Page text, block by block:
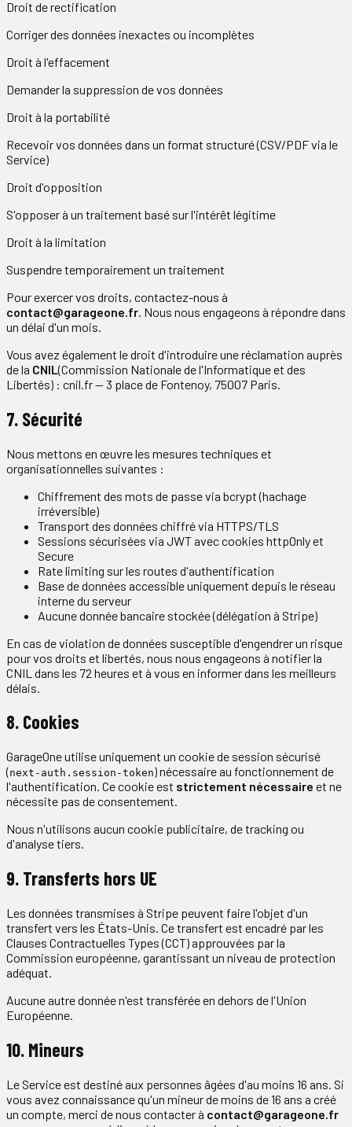
Droit de rectification
Corriger des données inexactes ou incomplètes
Droit à l'effacement
Demander la suppression de vos données
Droit à la portabilité
Recevoir vos données dans un format structuré (CSV/PDF via le
Service)
Droit d'opposition
S'opposer à un traitement basé sur l'intérêt légitime
Droit à la limitation
Suspendre temporairement un traitement
Pour exercer vos droits, contactez-nous à
contact@garageone.fr . Nous nous engageons à répondre dans
un délai d'un mois.
Vous avez également le droit d'introduire une réclamation auprès
de la CNIL(Commission Nationale de l'Informatique et des
Libertés) : cnil.fr — 3 place de Fontenoy, 75007 Paris.
7. Sécurité
Nous mettons en œuvre les mesures techniques et
organisationnelles suivantes :
Chiffrement des mots de passe via bcrypt (hachage
irréversible)
Transport des données chiffré via HTTPS/TLS
Sessions sécurisées via JWT avec cookies httpOnly et
Secure
Rate limiting sur les routes d'authentification
Base de données accessible uniquement depuis le réseau
interne du serveur
Aucune donnée bancaire stockée (délégation à Stripe)
En cas de violation de données susceptible d'engendrer un risque
pour vos droits et libertés, nous nous engageons à notifier la
CNIL dans les 72 heures et à vous en informer dans les meilleurs
délais.
8. Cookies
GarageOne utilise uniquement un cookie de session sécurisé
(next-auth.session-token) nécessaire au fonctionnement de
l'authentification. Ce cookie est strictement nécessaire et ne
nécessite pas de consentement.
Nous n'utilisons aucun cookie publicitaire, de tracking ou
d'analyse tiers.
9. Transferts hors UE
Les données transmises à Stripe peuvent faire l'objet d'un
transfert vers les États-Unis. Ce transfert est encadré par les
Clauses Contractuelles Types (CCT) approuvées par la
Commission européenne, garantissant un niveau de protection
adéquat.
Aucune autre donnée n'est transférée en dehors de l'Union
Européenne.
10. Mineurs
Le Service est destiné aux personnes âgées d'au moins 16 ans. Si
vous avez connaissance qu'un mineur de moins de 16 ans a créé
un compte, merci de nous contacter à contact@garageone.fr